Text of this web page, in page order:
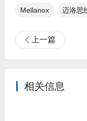
Mellanox 迈洛思
上一篇
相关信息